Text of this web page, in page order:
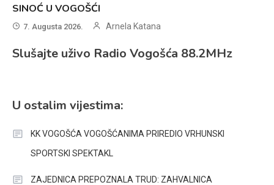
SINOĆ U VOGOŠĆI
7. Augusta 2026. Arnela Katana
Slušajte uživo Radio Vogošća 88.2MHz
U ostalim vijestima:
KK VOGOŠĆA VOGOŠĆANIMA PRIREDIO VRHUNSKI
SPORTSKI SPEKTAKL
ZAJEDNICA PREPOZNALA TRUD: ZAHVALNICA